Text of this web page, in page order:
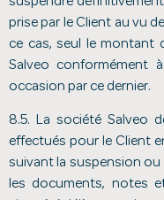
prise par le Client au vu
ce cas, seul le montant
Salveo conformément
occasion par ce dernier.
8.5. La société Salveo
effectués pour le Client
suivant la suspension
les documents, notes